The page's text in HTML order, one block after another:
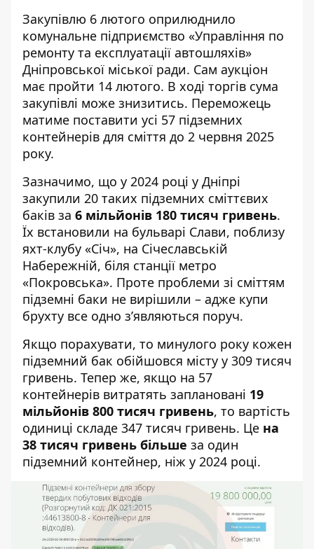
Закупівлю 6 лютого оприлюднило
комунальне підприємство «Управління по
ремонту та експлуатації автошляхів»
Дніпровської міської ради. Сам аукціон
має пройти 14 лютого. В ході торгів сума
закупівлі може знизитись. Переможець
матиме поставити усі 57 підземних
контейнерів для сміття до 2 червня 2025
року.
Зазначимо, що у 2024 році у Дніпрі
закупили 20 таких підземних сміттєвих
баків за 6 мільйонів 180 тисяч гривень.
Їх встановили на бульварі Слави, поблизу
яхт-клубу «Січ», на Січеславській
Набережній, біля станції метро
«Покровська». Проте проблеми зі сміттям
підземні баки не вирішили – адже купи
брухту все одно з’являються поруч.
Якщо порахувати, то минулого року кожен
підземний бак обійшовся місту у 309 тисяч
гривень. Тепер же, якщо на 57
контейнерів витратять заплановані 19
мільйонів 800 тисяч гривень, то вартість
одиниці складе 347 тисяч гривень. Це на
38 тисяч гривень більше за один
підземний контейнер, ніж у 2024 році.